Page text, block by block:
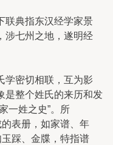
典指东汉经学家景
涉七州之地，遂明经
密切相联，互为影
是整个姓氏的来历和发
一姓之史”。所
表册，如家谱、年
踩、金牒，特指谱